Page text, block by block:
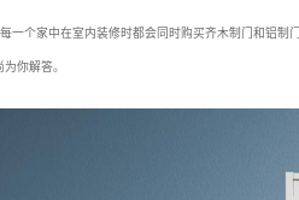
一个家中在室内装修时都会同时购买齐木制门和铝制
你解答。